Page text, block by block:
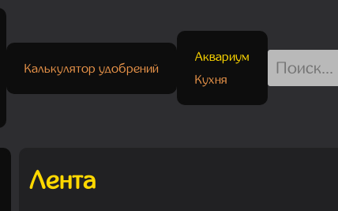
Калькулятор удобрений
Аквариум
Кухня
Лента